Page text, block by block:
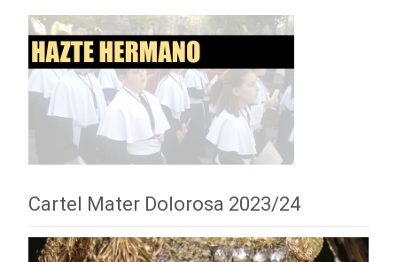
Cartel Mater Dolorosa 2023/24